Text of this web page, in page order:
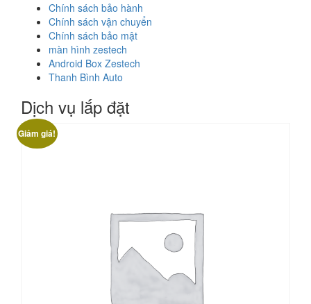
Chính sách bảo hành
Chính sách vận chuyển
Chính sách bảo mật
màn hình zestech
Android Box Zestech
Thanh Bình Auto
Dịch vụ lắp đặt
Giảm giá!